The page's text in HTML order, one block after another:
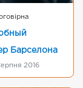
Барселона
2016